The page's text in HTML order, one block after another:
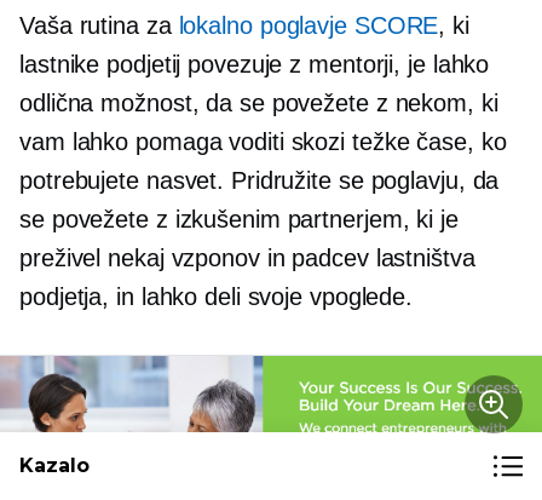
Vaša rutina za lokalno poglavje SCORE, ki
lastnike podjetij povezuje z mentorji, je lahko
odlična možnost, da se povežete z nekom, ki
vam lahko pomaga voditi skozi težke čase, ko
potrebujete nasvet. Pridružite se poglavju, da
se povežete z izkušenim partnerjem, ki je
preživel nekaj vzponov in padcev lastništva
podjetja, in lahko deli svoje vpoglede.
Kazalo